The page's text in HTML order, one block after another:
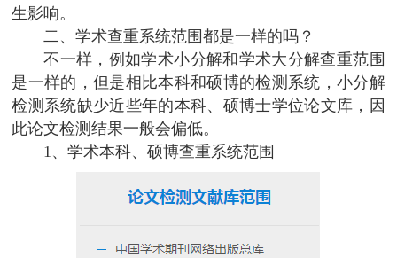
生影响。
二、学术查重系统范围都是一样的吗？
不一样，例如学术小分解和学术大分解查重范围
是一样的，但是相比本科和硕博的检测系统，小分解
检测系统缺少近些年的本科、硕博士学位论文库，因
此论文检测结果一般会偏低。
1、学术本科、硕博查重系统范围